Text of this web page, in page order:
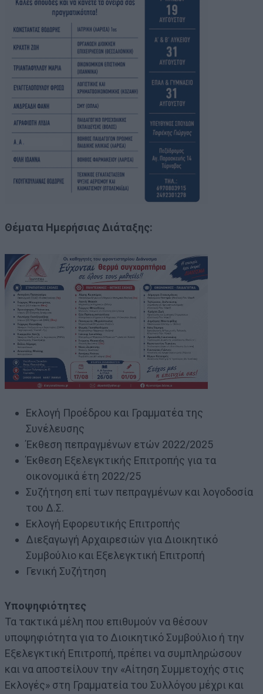
Θέματα Ημερήσιας Διάταξης:
Εκλογή Προέδρου και Γραμματέα της
Συνέλευσης
Έκθεση πεπραγμένων ετών 2022/2025
Έκθεση Εξελεγκτικής Επιτροπής για τα
οικονομικά έτη 2022/25
Συζήτηση επί των πεπραγμένων και λογοδοσία
του Δ.Σ.
Εκλογή Εφορευτικής Επιτροπής
Διεξαγωγή Αρχαιρεσιών για Διοικητικό
Συμβούλιο και Εξελεγκτική Επιτροπή
Γενική Συζήτηση
Υποψηφιότητες
Τα τακτικά μέλη που επιθυμούν να θέσουν
υποψηφιότητα για το Διοικητικό Συμβούλιο ή την
Εξελεγκτική Επιτροπή, πρέπει να συμπληρώσουν
και να αποστείλουν την «Αίτηση Συμμετοχής στις
Εκλογές» στη Γραμματεία του Συλλόγου μέχρι και